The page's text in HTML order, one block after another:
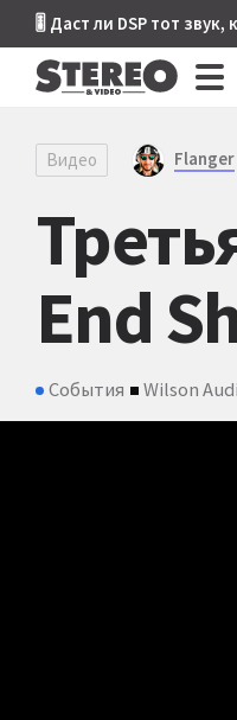
🎚 Даст ли DSP тот
Видео Flanger
End
События Wilson